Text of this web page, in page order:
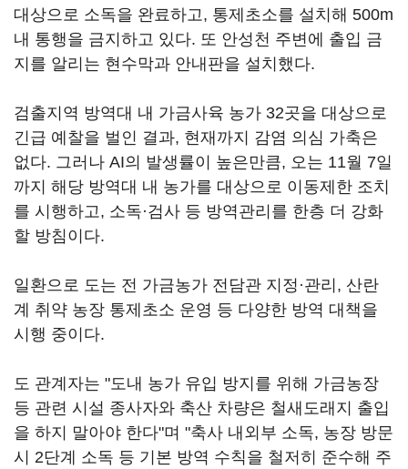
대상으로 소독을 완료하고, 통제초소를 설치해 500m
내 통행을 금지하고 있다. 또 안성천 주변에 출입 금
지를 알리는 현수막과 안내판을 설치했다.
검출지역 방역대 내 가금사육 농가 32곳을 대상으로
긴급 예찰을 벌인 결과, 현재까지 감염 의심 가축은
없다. 그러나 AI의 발생률이 높은만큼, 오는 11월 7일
까지 해당 방역대 내 농가를 대상으로 이동제한 조치
를 시행하고, 소독·검사 등 방역관리를 한층 더 강화
할 방침이다.
일환으로 도는 전 가금농가 전담관 지정·관리, 산란
계 취약 농장 통제초소 운영 등 다양한 방역 대책을
시행 중이다.
도 관계자는 "도내 농가 유입 방지를 위해 가금농장
등 관련 시설 종사자와 축산 차량은 철새도래지 출입
을 하지 말아야 한다"며 "축사 내외부 소독, 농장 방문
시 2단계 소독 등 기본 방역 수칙을 철저히 준수해 주